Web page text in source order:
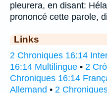
pleurera, en disant:
prononcé cette parole,
Links
2 Chroniques 16:14
16:14 Multilingue • 2
Chroniques 16:14
Allemand • 2